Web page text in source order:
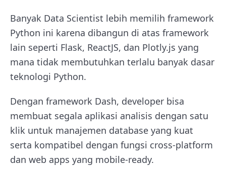
Banyak Data Scientist lebih memilih framework
Python ini karena dibangun di atas framework
lain seperti Flask, ReactJS, dan Plotly.js yang
mana tidak membutuhkan terlalu banyak dasar
teknologi Python.
Dengan framework Dash, developer bisa
membuat segala aplikasi analisis dengan satu
klik untuk manajemen database yang kuat
serta kompatibel dengan fungsi cross-platform
dan web apps yang mobile-ready.